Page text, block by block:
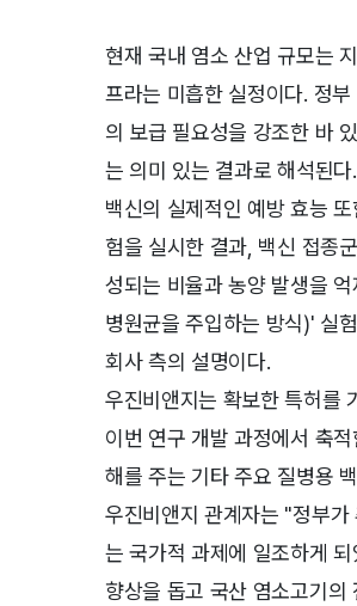
현재 국내 염소 산업 규모는
프라는 미흡한 실정이다. 정부
의 보급 필요성을 강조한 바
는 의미 있는 결과로 해석된다.
백신의 실제적인 예방 효능
험을 실시한 결과, 백신 접종
성되는 비율과 농양 발생을
병원균을 주입하는 방식)' 실
회사 측의 설명이다.
우진비앤지는 확보한 특허를
이번 연구 개발 과정에서 축
해를 주는 기타 주요 질병용
우진비앤지 관계자는 "정부
는 국가적 과제에 일조하게
향상을 돕고 국산 염소고기